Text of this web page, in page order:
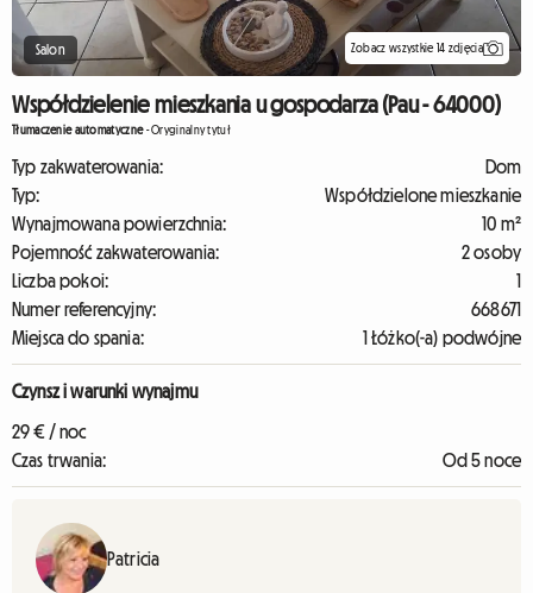
Salon Zobacz wszystkie 14 zdjęcia
Współdzielenie mieszkania u gospodarza (Pau - 64000)
Tłumaczenie automatyczne-Oryginalny tytuł
Typ zakwaterowania:
Dom
Typ:
Współdzielone mieszkanie
Wynajmowana powierzchnia:
10 m²
Pojemność zakwaterowania:
2 osoby
Liczba pokoi:
1
Numer referencyjny:
668671
Miejsca do spania:
1 Łóżko(-a) podwójne
Czynsz i warunki wynajmu
29 € / noc
Czas trwania:
Od 5 noce
Patricia